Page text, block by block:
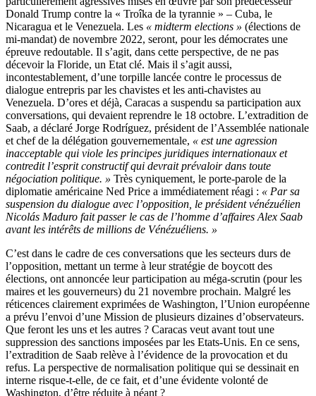
Donald Trump contre la « Troîka de la tyrannie » – Cuba, le
Nicaragua et le Venezuela. Les « midterm elections » (élections de
mi-mandat) de novembre 2022, seront, pour les démocrates une
épreuve redoutable. Il s’agit, dans cette perspective, de ne pas
décevoir la Floride, un Etat clé. Mais il s’agit aussi,
incontestablement, d’une torpille lancée contre le processus de
dialogue entrepris par les chavistes et les anti-chavistes au
Venezuela. D’ores et déjà, Caracas a suspendu sa participation aux
conversations, qui devaient reprendre le 18 octobre. L’extradition de
Saab, a déclaré Jorge Rodríguez, président de l’Assemblée nationale
et chef de la délégation gouvernementale, « est une agression
inacceptable qui viole les principes juridiques internationaux et
contredit l’esprit constructif qui devrait prévaloir dans toute
négociation politique. » Très cyniquement, le porte-parole de la
diplomatie américaine Ned Price a immédiatement réagi : « Par sa
suspension du dialogue avec l’opposition, le président vénézuélien
Nicolás Maduro fait passer le cas de l’homme d’affaires Alex Saab
avant les intérêts de millions de Vénézuéliens. »
C’est dans le cadre de ces conversations que les secteurs durs de
l’opposition, mettant un terme à leur stratégie de boycott des
élections, ont annoncée leur participation au méga-scrutin (pour les
maires et les gouverneurs) du 21 novembre prochain. Malgré les
réticences clairement exprimées de Washington, l’Union européenne
a prévu l’envoi d’une Mission de plusieurs dizaines d’observateurs.
Que feront les uns et les autres ? Caracas veut avant tout une
suppression des sanctions imposées par les Etats-Unis. En ce sens,
l’extradition de Saab relève à l’évidence de la provocation et du
refus. La perspective de normalisation politique qui se dessinait en
interne risque-t-elle, de ce fait, et d’une évidente volonté de
Washington, d’être réduite à néant ?